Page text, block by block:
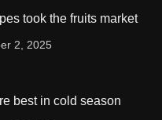
took the fruits market
2, 2025
best in cold season